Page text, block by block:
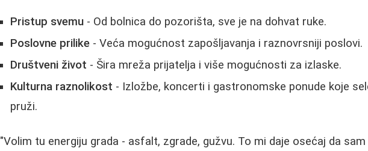
Pristup svemu - Od bolnica do pozorišta, sve je na dohvat ruke.
Poslovne prilike - Veća mogućnost zapošljavanja i raznovrsniji poslovi.
Društveni život - Šira mreža prijatelja i više mogućnosti za izlaske.
Kulturna raznolikost - Izložbe, koncerti i gastronomske ponude koje
pruži.
"Volim tu energiju grada - asfalt, zgrade, gužvu. To mi daje osećaj da sam